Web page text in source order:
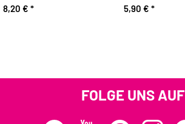
8,20 € * 5,90 € *
FOLGE UNS AUF